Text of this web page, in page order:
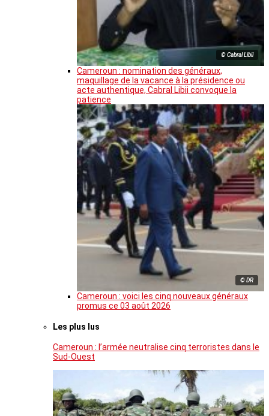
© Cabral Libii
Cameroun : nomination des généraux,
maquillage de la vacance à la présidence ou
acte authentique, Cabral Libii convoque la
patience
© DR
Cameroun : voici les cinq nouveaux généraux
promus ce 03 août 2026
Les plus lus
Cameroun : l’armée neutralise cinq terroristes dans le
Sud-Ouest